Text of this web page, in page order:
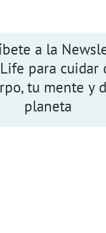
a la
para cuidar
tu mente y
planeta